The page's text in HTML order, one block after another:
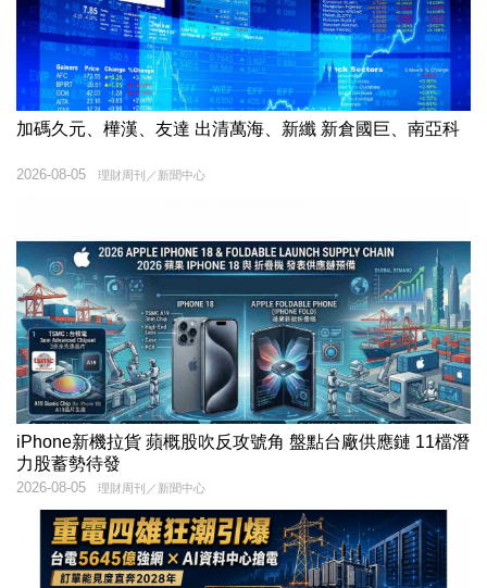
加碼久元、樺漢、友達 出清萬海、新纖 新倉國巨、南亞科
理財周刊／新聞中心
2026-08-05
iPhone新機拉貨 蘋概股吹反攻號角 盤點台廠供應鏈 11檔潛
力股蓄勢待發
理財周刊／新聞中心
2026-08-05